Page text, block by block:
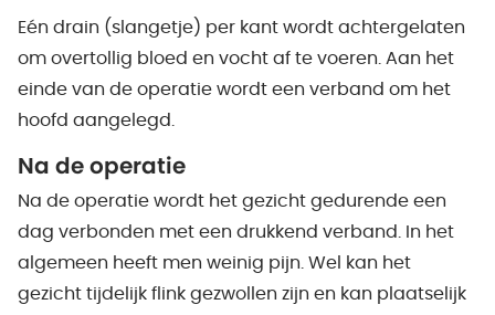
Eén drain (slangetje) per kant wordt achtergelaten
om overtollig bloed en vocht af te voeren. Aan het
einde van de operatie wordt een verband om het
hoofd aangelegd.
Na de operatie
Na de operatie wordt het gezicht gedurende een
dag verbonden met een drukkend verband. In het
algemeen heeft men weinig pijn. Wel kan het
gezicht tijdelijk flink gezwollen zijn en kan plaatselijk